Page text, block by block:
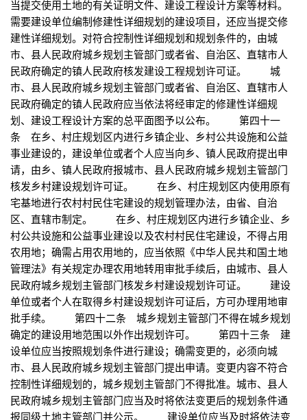
当提交使用土地的有关证明文件、建设工程设计方案等材料。
需要建设单位编制修建性详细规划的建设项目，还应当提交修
建性详细规划。对符合控制性详细规划和规划条件的，由城
市、县人民政府城乡规划主管部门或者省、自治区、直辖市人
民政府确定的镇人民政府核发建设工程规划许可证。 城
市、县人民政府城乡规划主管部门或者省、自治区、直辖市人
民政府确定的镇人民政府应当依法将经审定的修建性详细规
划、建设工程设计方案的总平面图予以公布。 第四十一
条 在乡、村庄规划区内进行乡镇企业、乡村公共设施和公益
事业建设的，建设单位或者个人应当向乡、镇人民政府提出申
请，由乡、镇人民政府报城市、县人民政府城乡规划主管部门
核发乡村建设规划许可证。 在乡、村庄规划区内使用原有
宅基地进行农村村民住宅建设的规划管理办法，由省、自治
区、直辖市制定。 在乡、村庄规划区内进行乡镇企业、乡
村公共设施和公益事业建设以及农村村民住宅建设，不得占用
农用地；确需占用农用地的，应当依照《中华人民共和国土地
管理法》有关规定办理农用地转用审批手续后，由城市、县人
民政府城乡规划主管部门核发乡村建设规划许可证。 建设
单位或者个人在取得乡村建设规划许可证后，方可办理用地审
批手续。 第四十二条 城乡规划主管部门不得在城乡规划
确定的建设用地范围以外作出规划许可。 第四十三条 建
设单位应当按照规划条件进行建设；确需变更的，必须向城
市、县人民政府城乡规划主管部门提出申请。变更内容不符合
控制性详细规划的，城乡规划主管部门不得批准。城市、县人
民政府城乡规划主管部门应当及时将依法变更后的规划条件通
报同级土地主管部门并公示。 建设单位应当及时将依法变